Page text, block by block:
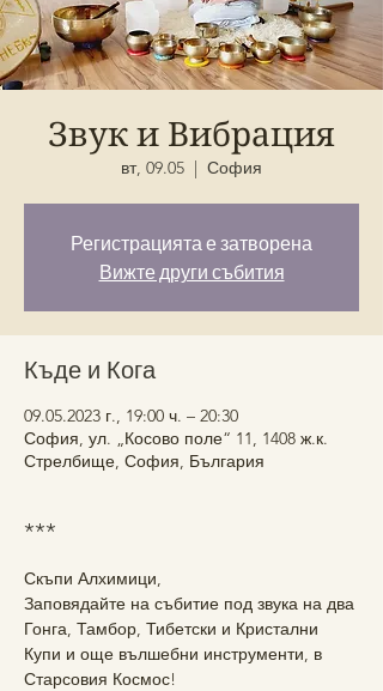
Звук и Вибрация
вт, 09.05
  |
София
Регистрацията е затворена
Вижте други събития
Къде и Кога
09.05.2023 г., 19:00 ч. – 20:30
София, ул. „Косово поле“ 11, 1408 ж.к.
Стрелбище, София, България
***
Скъпи Алхимици,
Заповядайте на събитие под звука на два
Гонга, Тамбор, Тибетски и Кристални
Купи и още вълшебни инструменти, в
Старсовия Космос!